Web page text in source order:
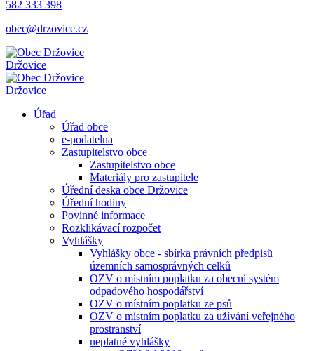
582 333 398
obec@drzovice.cz
Držovice
Držovice
Úřad
Úřad obce
e-podatelna
Zastupitelstvo obce
Zastupitelstvo obce
Materiály pro zastupitele
Úřední deska obce Držovice
Úřední hodiny
Povinné informace
Rozklikávací rozpočet
Vyhlášky
Vyhlášky obce - sbírka právních předpisů
územních samosprávných celků
OZV o místním poplatku za obecní systém
odpadového hospodářství
OZV o místním poplatku ze psů
OZV o místním poplatku za užívání veřejného
prostranství
neplatné vyhlášky